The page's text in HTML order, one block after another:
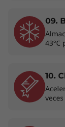
09.
43°C
10.
veces